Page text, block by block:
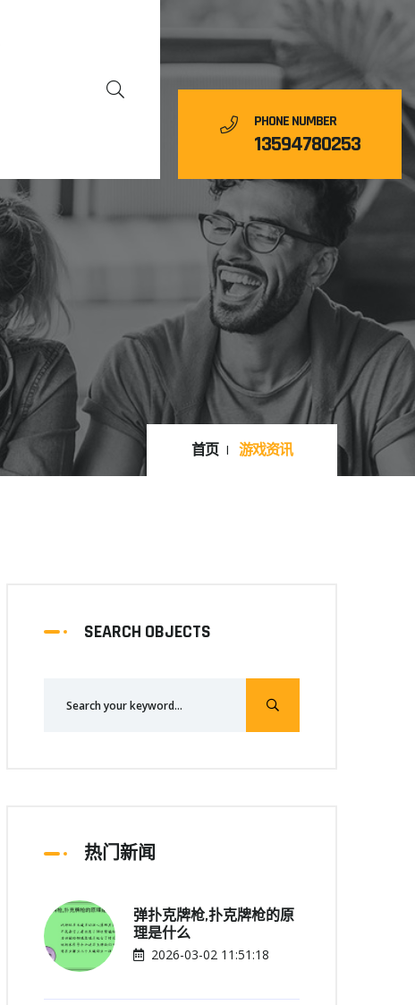
PHONE NUMBER
13594780253
首页 游戏资讯
SEARCH OBJECTS
热门新闻
弹扑克牌枪,扑克牌枪的原
理是什么
2026-03-02 11:51:18